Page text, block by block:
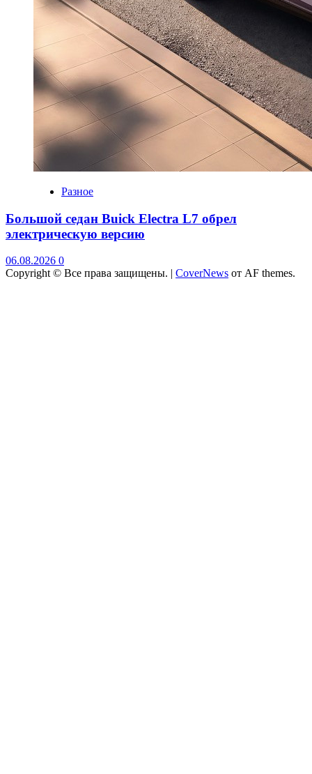
Разное
Большой седан Buick Electra L7 обрел
электрическую версию
06.08.2026 0
Copyright © Все права защищены. | CoverNews от AF themes.